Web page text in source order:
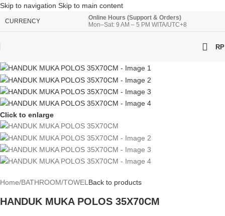
Skip to navigation Skip to main content
CURRENCY
Online Hours (Support & Orders)
Mon–Sat: 9 AM – 5 PM WITA/UTC+8
RP
Click to enlarge
Home/BATHROOM/TOWELBack to products
HANDUK MUKA POLOS 35X70CM